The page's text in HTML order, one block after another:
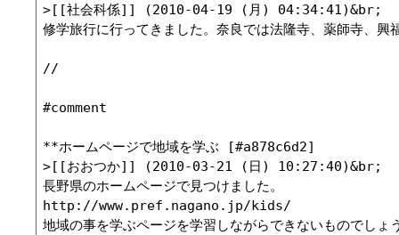
>[[社会科係]] (2010-04-19 (月) 04:34:41)&br;
修学旅行に行ってきました。奈良では法隆寺、薬師寺、
//
#comment
**ホームページで地域を学ぶ [#a878c6d2]
>[[おおつか]] (2010-03-21 (日) 10:27:40)&br;
長野県のホームページで見つけました。
http://www.pref.nagano.jp/kids/
地域の事を学ぶページを学習しながらできないものでしょ